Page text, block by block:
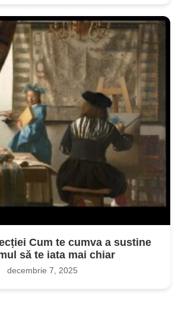
Cum te cumva a sustine
să te iata mai chiar
decembrie 7, 2025